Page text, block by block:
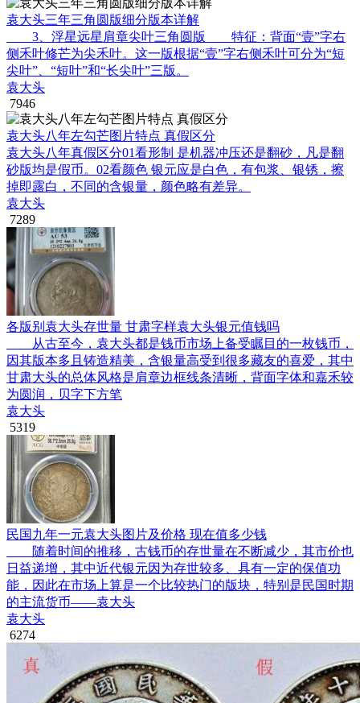
袁大头三年三角圆版细分版本详解
3、浮星远星肩章尖叶三角圆版 特征：背面“壹”字右
侧禾叶修芒为尖禾叶。这一版根据“壹”字右侧禾叶可分为“短
尖叶”、“短叶”和“长尖叶”三版。
袁大头
7946
袁大头八年左勾芒图片特点 真假区分
袁大头八年真假区分01看形制 是机器冲压还是翻砂，凡是翻
砂版均是假币。02看颜色 银元应是白色，有包浆、银锈，擦
掉即露白，不同的含银量，颜色略有差异。
袁大头
7289
各版别袁大头存世量 甘肃字样袁大头银元值钱吗
从古至今，袁大头都是钱币市场上备受瞩目的一枚钱币，
因其版本多且铸造精美，含银量高受到很多藏友的喜爱，其中
甘肃大头的总体风格是肩章边框线条清晰，背面字体和嘉禾较
为圆润，贝字下方笔
袁大头
5319
民国九年一元袁大头图片及价格 现在值多少钱
随着时间的推移，古钱币的存世量在不断减少，其市价也
日益递增，其中近代银元因为存世较多、具有一定的保值功
能，因此在市场上算是一个比较热门的版块，特别是民国时期
的主流货币——袁大头
袁大头
6274